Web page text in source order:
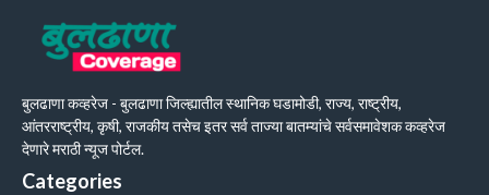
बुलढाणा कव्हरेज - बुलढाणा जिल्ह्यातील स्थानिक घडामोडी, राज्य, राष्ट्रीय,
आंतरराष्ट्रीय, कृषी, राजकीय तसेच इतर सर्व ताज्या बातम्यांचे सर्वसमावेशक कव्हरेज
देणारे मराठी न्यूज पोर्टल.
Categories